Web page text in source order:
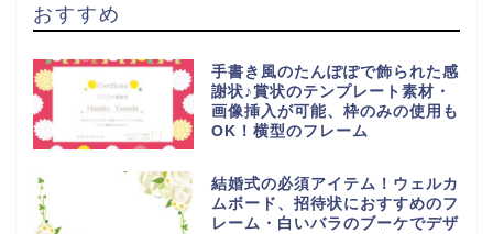
おすすめ
手書き風のたんぽぽで飾られた感
謝状♪賞状のテンプレート素材・
画像挿入が可能、枠のみの使用も
OK！横型のフレーム
結婚式の必須アイテム！ウェルカ
ムボード、招待状におすすめのフ
レーム・白いバラのブーケでデザ